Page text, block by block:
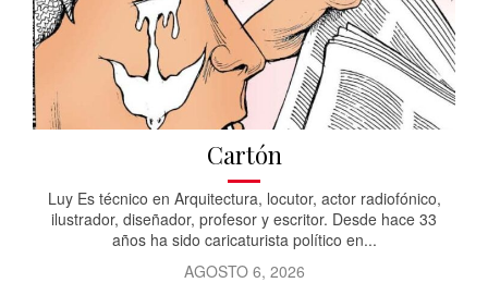
Cartón
Luy Es técnico en Arquitectura, locutor, actor radiofónico,
ilustrador, diseñador, profesor y escritor. Desde hace 33
años ha sido caricaturista político en...
AGOSTO 6, 2026